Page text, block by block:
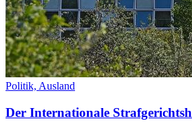
Politik, Ausland
Der Internationale